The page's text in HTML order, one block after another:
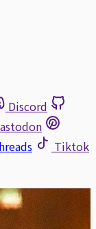
Discord
Tiktok